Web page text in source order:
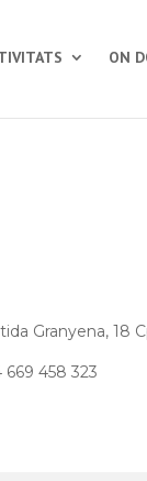
ON
Granyena, 18
669 458 323